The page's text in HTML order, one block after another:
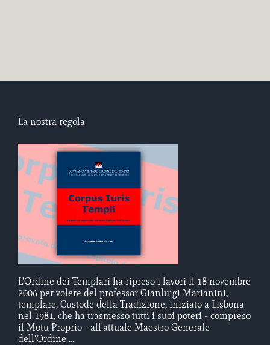
La nostra regola
L'Ordine dei Templari ha ripreso i lavori il 18 novembre
2006 per volere del professor Gianluigi Marianini,
templare, Custode della Tradizione, iniziato a Lisbona
nel 1981, che ha trasmesso tutti i suoi poteri - compreso
il Motu Proprio - all'attuale Maestro Generale
dell'Ordine ...